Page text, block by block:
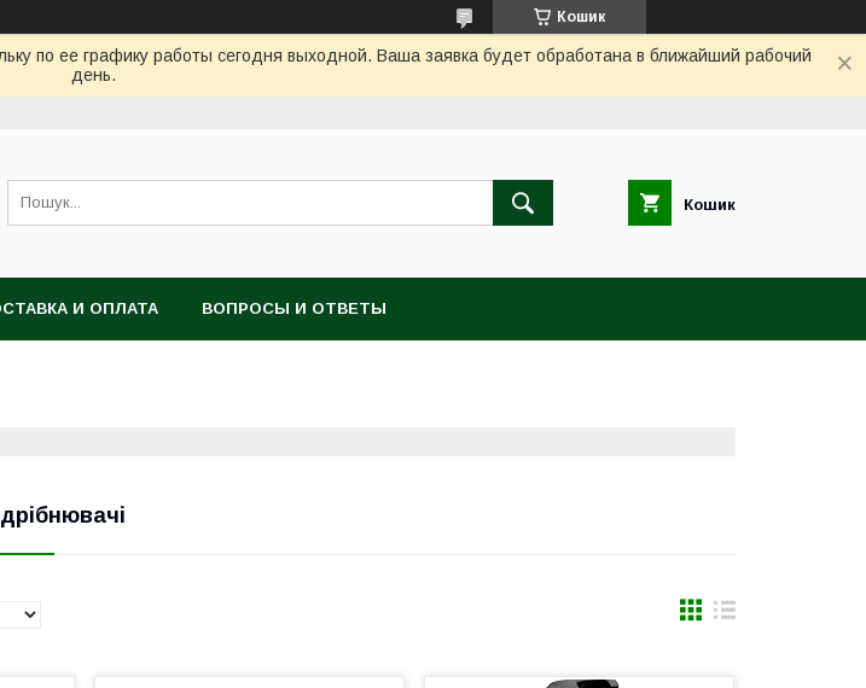
Кошик
по ее графику работы сегодня выходной. Ваша заявка будет обработана в ближайший рабочий
день.
Кошик
И ОПЛАТА ВОПРОСЫ И ОТВЕТЫ